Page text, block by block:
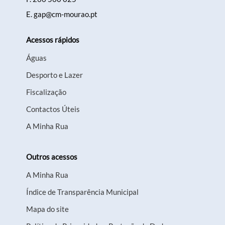
E.gap@cm-mourao.pt
Acessos rápidos
Águas
Desporto e Lazer
Fiscalização
Contactos Úteis
A Minha Rua
Outros acessos
A Minha Rua
Índice de Transparência Municipal
Mapa do site